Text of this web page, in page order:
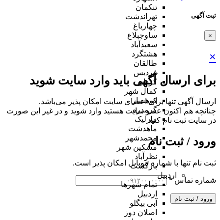
ثبت آگهی
×
×
برای ارسال آگهی باید وارد سایت شوید
ارسال آگهی تنها برای اعضای سایت امکان پذیر می‌باشد.
چنانچه هم‌ اکنون عضو سایت هستید وارد شوید و در غیر این صورت
در سایت ثبت نام کنید
ورود / ثبت نام
ثبت نام تنها با شماره موبایل امکان پذیر است.
شماره تماس*
ورود / ثبت نام
تنکمان
تهراندشت
چهارباغ
ساوجبلاغ
سعیدآباد
هشتگرد
طالقان
فردیس
کردان
کمال شهر
کوهسار
گرمدره
مارلیک
ماهدشت
محمدشهر
مشکین شهر
نظرآباد
بازگشت
اردبیل
تمام شهر‌ها
اردبیل
آبی بیگلو
اصلان دوز